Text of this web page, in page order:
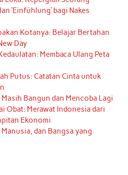
‘Einfühlung’ bagi Nakes
Kotanya: Belajar Bertahan
Day
Membaca Ulang Peta
Putus: Catatan Cinta untuk
Masih Bangun dan Mencoba Lagi
Obat: Merawat Indonesia dari
Ekonomi
dan Bangsa yang